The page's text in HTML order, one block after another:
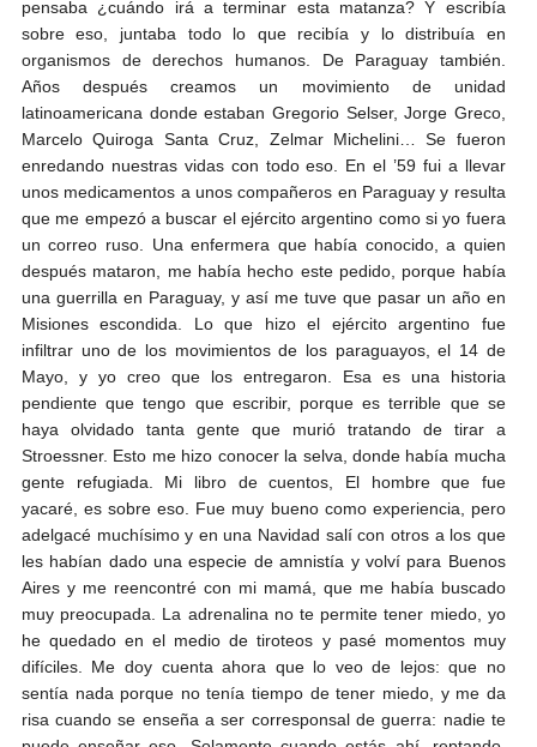
pensaba ¿cuándo irá a terminar esta matanza? Y escribía
sobre eso, juntaba todo lo que recibía y lo distribuía en
organismos de derechos humanos. De Paraguay también.
Años después creamos un movimiento de unidad
latinoamericana donde estaban Gregorio Selser, Jorge Greco,
Marcelo Quiroga Santa Cruz, Zelmar Michelini… Se fueron
enredando nuestras vidas con todo eso. En el ’59 fui a llevar
unos medicamentos a unos compañeros en Paraguay y resulta
que me empezó a buscar el ejército argentino como si yo fuera
un correo ruso. Una enfermera que había conocido, a quien
después mataron, me había hecho este pedido, porque había
una guerrilla en Paraguay, y así me tuve que pasar un año en
Misiones escondida. Lo que hizo el ejército argentino fue
infiltrar uno de los movimientos de los paraguayos, el 14 de
Mayo, y yo creo que los entregaron. Esa es una historia
pendiente que tengo que escribir, porque es terrible que se
haya olvidado tanta gente que murió tratando de tirar a
Stroessner. Esto me hizo conocer la selva, donde había mucha
gente refugiada. Mi libro de cuentos, El hombre que fue
yacaré, es sobre eso. Fue muy bueno como experiencia, pero
adelgacé muchísimo y en una Navidad salí con otros a los que
les habían dado una especie de amnistía y volví para Buenos
Aires y me reencontré con mi mamá, que me había buscado
muy preocupada. La adrenalina no te permite tener miedo, yo
he quedado en el medio de tiroteos y pasé momentos muy
difíciles. Me doy cuenta ahora que lo veo de lejos: que no
sentía nada porque no tenía tiempo de tener miedo, y me da
risa cuando se enseña a ser corresponsal de guerra: nadie te